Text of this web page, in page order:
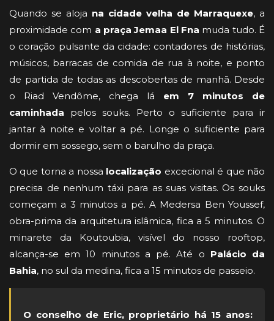
Quando se aloja na cidade velha de Marraquexe, a
proximidade com a praça Jemaa El Fna muda tudo. É
o coração pulsante da cidade: contadores de histórias,
músicos, barracas de comida de rua à noite, e ponto
de partida de todas as descobertas de manhã. Desde
o Riad Vendôme, chega lá em 7 minutos de
caminhada pelos souks. Perto o suficiente para ir
jantar à noite e voltar a pé. Longe o suficiente para
dormir em sossego, sem o barulho da praça.
O que torna a nossa localização excecional é que não
precisa de nenhum táxi para as suas visitas. Os souks
começam a 3 minutos a pé. A Medersa Ben Youssef,
obra-prima da arquitetura islâmica, fica a 5 minutos. O
minarete da Koutoubia, visível do nosso rooftop,
alcança-se em 10 minutos a pé. Até o Palácio da
Bahia, no sul da medina, fica a 15 minutos de passeio.
O conselho de Eric, proprietário há 15 anos: